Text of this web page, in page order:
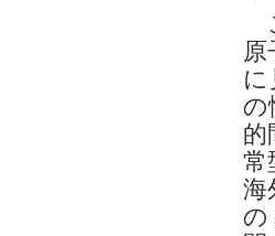
原
の
的
常
海
の